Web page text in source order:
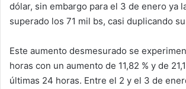
dólar, sin embargo para el 3 de enero ya
superado los 71 mil bs, casi duplicando
Este aumento desmesurado se
horas con un aumento de 11,82 % y de
últimas 24 horas. Entre el 2 y el 3 de